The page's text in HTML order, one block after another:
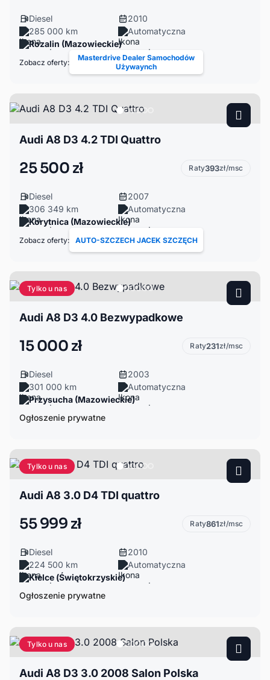
Diesel
2010
285 000 km
Automatyczna
Rozalin (Mazowieckie)
Zobacz oferty:
Masterdrive Dealer Samochodów
Używaynch
Audi A8 D3 4.2 TDI Quattro
25 500 zł Raty393zł/msc
Diesel
2007
306 349 km
Automatyczna
Korytnica (Mazowieckie)
Zobacz oferty: AUTO-SZCZECH JACEK SZCZĘCH
Tylko u nas
Audi A8 D3 4.0 Bezwypadkowe
15 000 zł Raty231zł/msc
Diesel
2003
301 000 km
Automatyczna
Przysucha (Mazowieckie)
Ogłoszenie prywatne
Tylko u nas
Audi A8 3.0 D4 TDI quattro
55 999 zł Raty861zł/msc
Diesel
2010
224 500 km
Automatyczna
Kielce (Świętokrzyskie)
Ogłoszenie prywatne
Tylko u nas
Audi A8 D3 3.0 2008 Salon Polska